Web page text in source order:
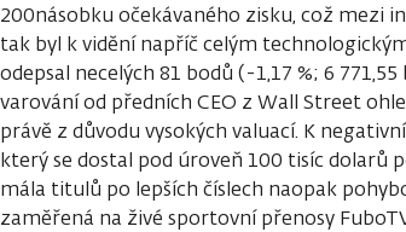
200násobku očekávaného zisku, což mezi
tak byl k vidění napříč celým
odepsal necelých 81 bodů (-1,17 %; 6
varování od předních CEO z Wall Street
právě z důvodu vysokých valuací. K
který se dostal pod úroveň 100 tisíc dolarů
mála titulů po lepších číslech naopak
zaměřená na živé sportovní přenosy